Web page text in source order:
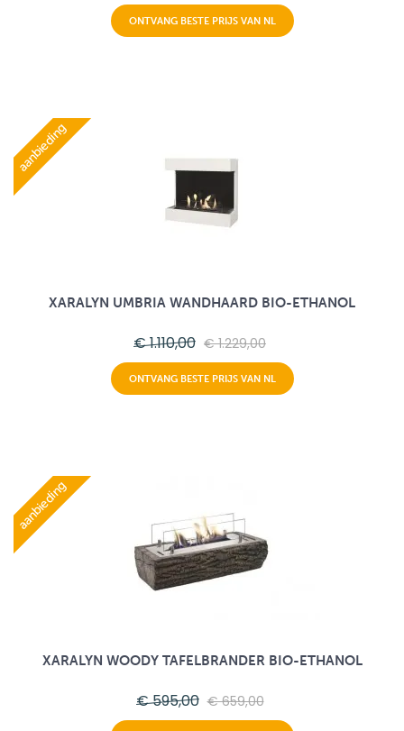
ONTVANG BESTE PRIJS VAN NL
aanbieding
XARALYN UMBRIA WANDHAARD BIO-ETHANOL
€ 1.110,00 € 1.229,00
ONTVANG BESTE PRIJS VAN NL
aanbieding
XARALYN WOODY TAFELBRANDER BIO-ETHANOL
€ 595,00 € 659,00